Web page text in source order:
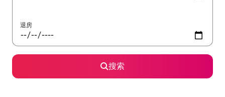
退房
搜索